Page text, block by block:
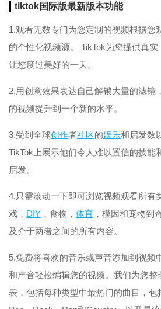
tiktok国际版最新版本功能
1.观看无数专门为您定制的视频根据您
的个性化视频源。 TikTok为您提供真实
让您度过美好的一天。
2.用创意效果表达自己解锁大量的滤镜
的视频提升到一个新的水平。
3.受到全球创作者社区的娱乐和启发数
TikTok上展示他们令人难以置信的技能
启发。
4.只需滚动一下即可浏览视频观看所有
戏， DIY ，食物， 体育 ，模因和宠物到
及介于两者之间的所有内容。
5.免费将喜欢的音乐或声音添加到视频
和声音轻松编辑您的视频。我们为您整
表，包括每种类型中最热门的曲目，包